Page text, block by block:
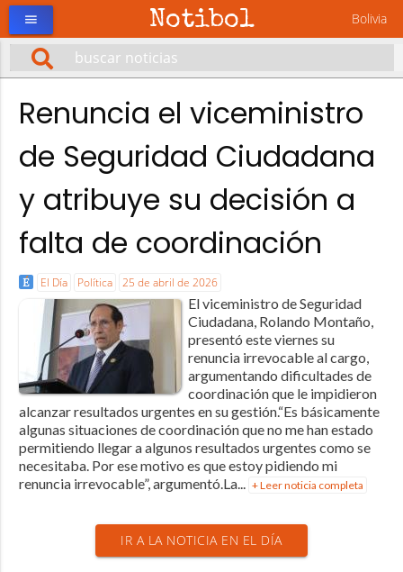
Notibol Bolivia
menu
Renuncia el viceministro
de Seguridad Ciudadana
y atribuye su decisión a
falta de coordinación
El Día Política 25 de abril de 2026
El viceministro de Seguridad
Ciudadana, Rolando Montaño,
presentó este viernes su
renuncia irrevocable al cargo,
argumentando dificultades de
coordinación que le impidieron
alcanzar resultados urgentes en su gestión.“Es básicamente
algunas situaciones de coordinación que no me han estado
permitiendo llegar a algunos resultados urgentes como se
necesitaba. Por ese motivo es que estoy pidiendo mi
renuncia irrevocable”, argumentó.La... + Leer noticia completa
IR A LA NOTICIA EN EL DÍA